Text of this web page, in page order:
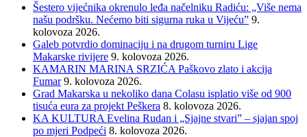
Šestero vijećnika okrenulo leđa načelniku Radiću: „Više nema
našu podršku. Nećemo biti sigurna ruka u Vijeću” 9.
kolovoza 2026.
Galeb potvrdio dominaciju i na drugom turniru Lige
Makarske rivijere 9. kolovoza 2026.
KAMARIN MARINA SRZIĆA Paškovo zlato i akcija
Fumar 9. kolovoza 2026.
Grad Makarska u nekoliko dana Colasu isplatio više od 900
tisuća eura za projekt Peškera 8. kolovoza 2026.
KA KULTURA Evelina Rudan i „Sjajne stvari” – sjajan spoj
po mjeri Podpeći 8. kolovoza 2026.